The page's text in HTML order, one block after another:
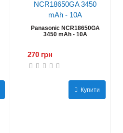
Panasonic NCR18650GA
3450 mAh - 10А
270 грн
Купити